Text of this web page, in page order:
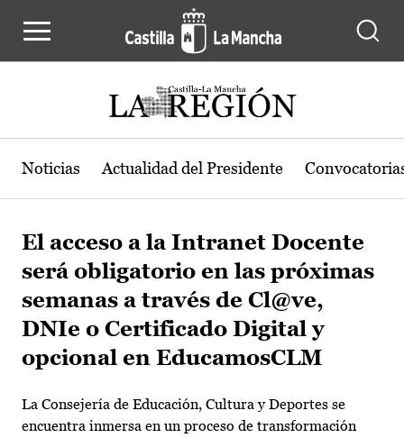
Noticias Actualidad del Presidente
El acceso a la Intranet Docente
será obligatorio en las próximas
semanas a través de Cl@ve,
DNIe o Certificado Digital y
opcional en EducamosCLM
La Consejería de Educación, Cultura y Deportes se
encuentra inmersa en un proceso de transformación